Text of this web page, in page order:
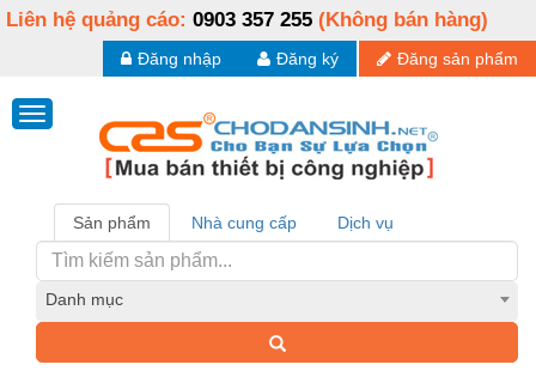
Liên hệ quảng cáo: 0903 357 255 (Không bán hàng)
Đăng sản phẩm
Đăng ký
Đăng nhập
Sản phẩm Nhà cung cấp Dịch vụ
Danh mục